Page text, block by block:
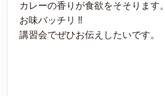
カレーの香りが食欲をそそります。
お味バッチリ ‼︎
講習会でぜひお伝えしたいです。